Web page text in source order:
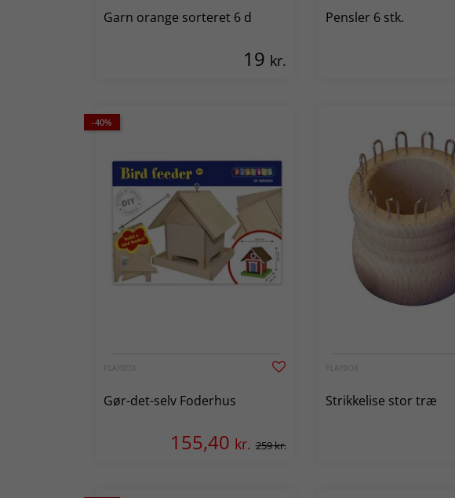
Garn orange sorteret 6 d
19 kr.
Pensler 6 stk.
-40%
PLAYBOX
Gør-det-selv Foderhus
155,40 kr. 259 kr.
PLAYBOX
Strikkelise stor træ